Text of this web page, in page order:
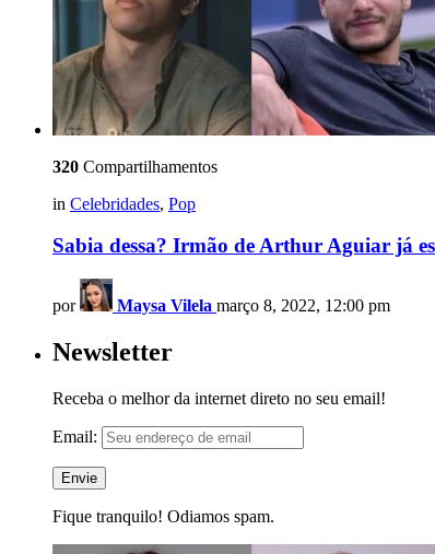
320 Compartilhamentos
in Celebridades, Pop
Sabia dessa? Irmão de Arthur Aguiar já
por Maysa Vilela março 8, 2022, 12:00 pm
Newsletter
Receba o melhor da internet direto no seu email!
Email:
Fique tranquilo! Odiamos spam.